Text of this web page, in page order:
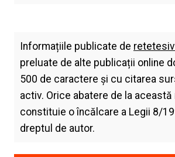
Informațiile publicate de
preluate de alte publicații online
500 de caractere și cu citarea
activ. Orice abatere de la această
constituie o încălcare a Legii 8/
dreptul de autor.